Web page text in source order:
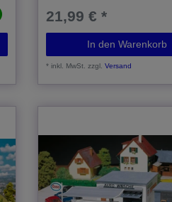
21,99 € *
In den Warenkorb
*inkl. MwSt. zzgl.Versand